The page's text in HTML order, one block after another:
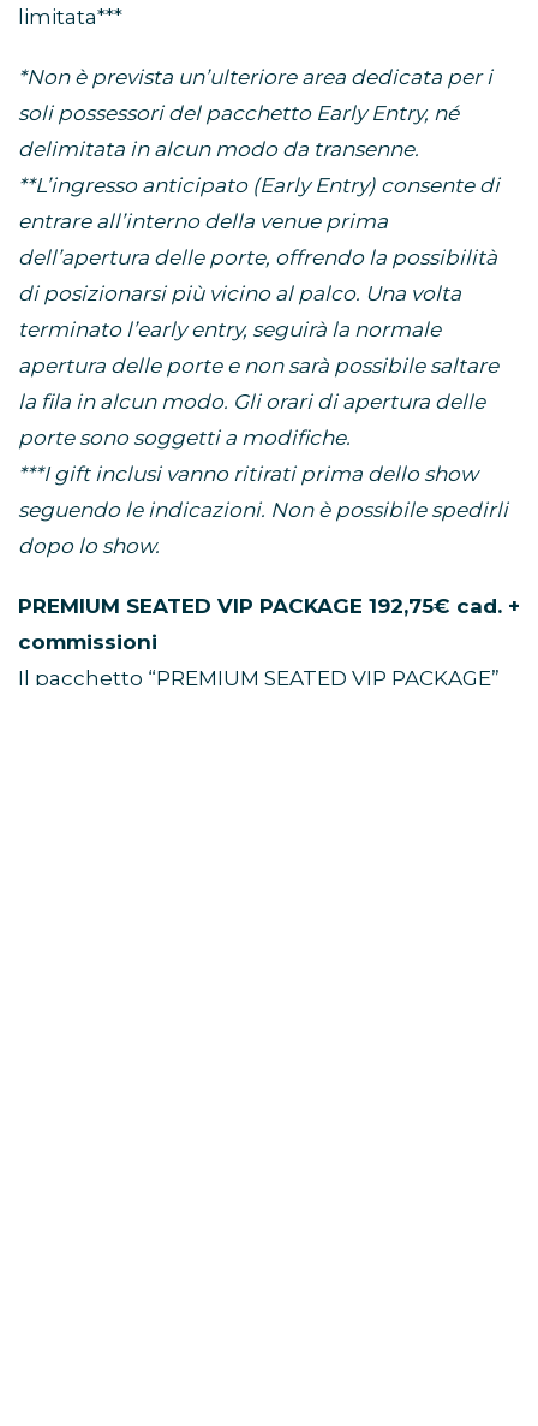
limitata***
*Non è prevista un’ulteriore area dedicata per i
soli possessori del pacchetto Early Entry, né
delimitata in alcun modo da transenne.
**L’ingresso anticipato (Early Entry) consente di
entrare all’interno della venue prima
dell’apertura delle porte, offrendo la possibilità
di posizionarsi più vicino al palco. Una volta
terminato l’early entry, seguirà la normale
apertura delle porte e non sarà possibile saltare
la fila in alcun modo. Gli orari di apertura delle
porte sono soggetti a modifiche.
***I gift inclusi vanno ritirati prima dello show
seguendo le indicazioni. Non è possibile spedirli
dopo lo show.
PREMIUM SEATED VIP PACKAGE 192,75€ cad. +
commissioni
Il pacchetto “PREMIUM SEATED VIP PACKAGE”